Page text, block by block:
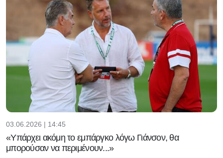
03.06.2026 | 14:45
«Υπάρχει ακόμη το εμπάργκο λόγω Γιάνσον, θα
μπορούσαν να περιμένουν...»